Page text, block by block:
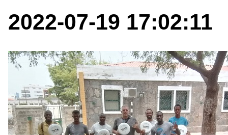
2022-07-19 17:02:11